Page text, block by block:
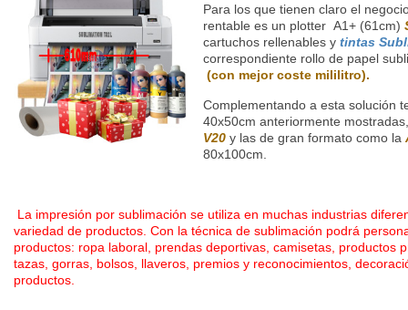
Para los que tienen claro el
rentable es un plotter A1+ (61cm)
cartuchos rellenables y tintas
correspondiente rollo de papel
(con mejor coste mililitro).
Complementando a esta solución
40x50cm anteriormente
V20y las de gran formato como la
80x100cm.
La impresión por sublimación se utiliza en muchas industrias
variedad de productos. Con la técnica de sublimación podrá
productos: ropa laboral, prendas deportivas, camisetas, productos
tazas, gorras, bolsos, llaveros, premios y reconocimientos,
productos.